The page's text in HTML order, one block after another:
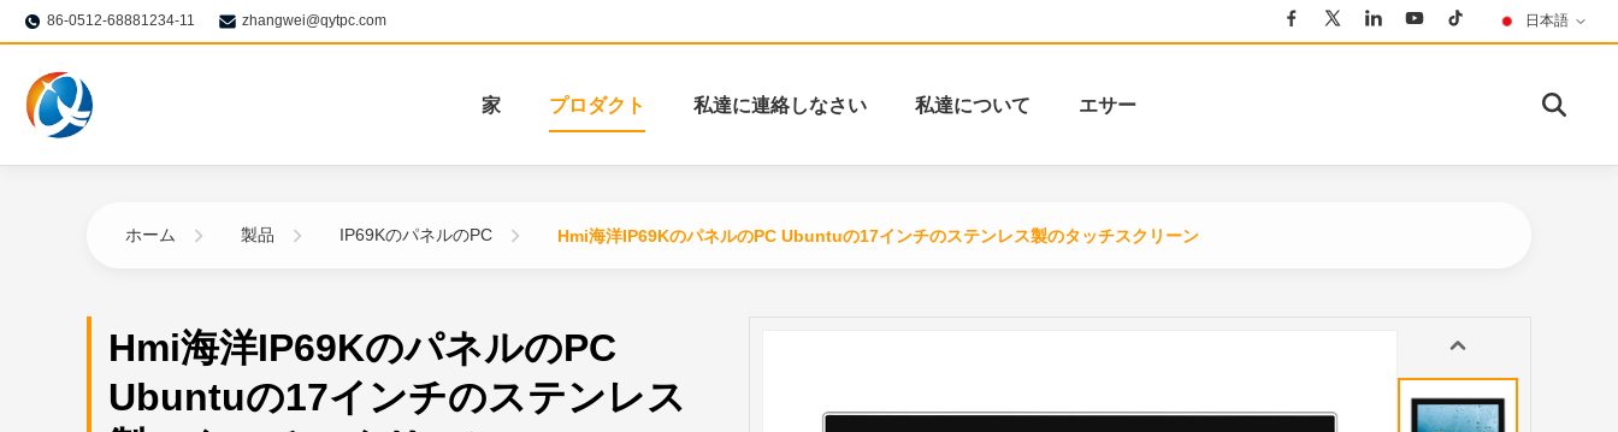
86-0512-68881234-11 zhangwei@qytpc.com 日本語
家 プロダクト 私達に連絡しなさい 私達について エサー
ホーム 製品 IP69KのパネルのPC Hmi海洋IP69KのパネルのPC Ubuntuの17インチのステンレス製のタッチスクリーン
Hmi海洋IP69KのパネルのPC
Ubuntuの17インチのステンレス